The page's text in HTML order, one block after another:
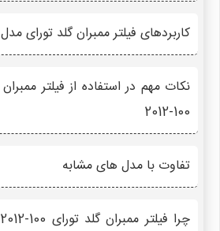
کاربردهای فیلتر ممبران گلد تورای مدل AP-2012-100
2012-100
تفاوت با مدل های مشابه